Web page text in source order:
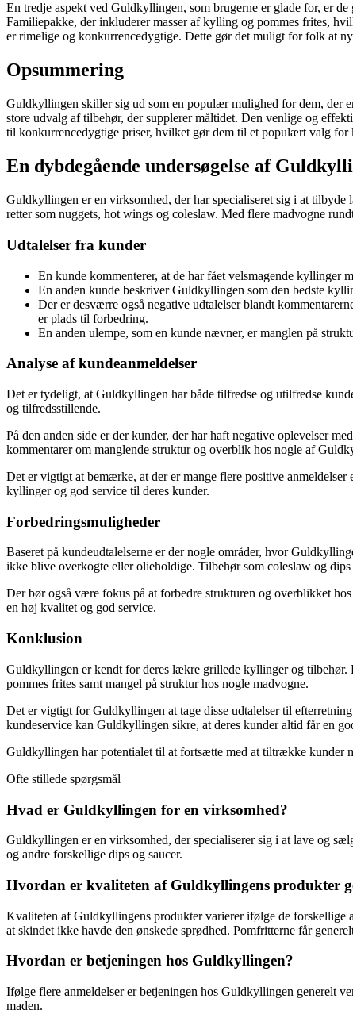
En tredje aspekt ved Guldkyllingen, som brugerne er glade for, er
Familiepakke, der inkluderer masser af kylling og pommes frites,
er rimelige og konkurrencedygtige. Dette gør det muligt for folk at
Opsummering
Guldkyllingen skiller sig ud som en populær mulighed for dem, der
store udvalg af tilbehør, der supplerer måltidet. Den venlige og
til konkurrencedygtige priser, hvilket gør dem til et populært valg
En dybdegående undersøgelse af
Guldkyllingen er en virksomhed, der har specialiseret sig i at
retter som nuggets, hot wings og coleslaw. Med flere madvogne
Udtalelser fra kunder
En kunde kommenterer, at de har fået velsmagende
En anden kunde beskriver Guldkyllingen som den bedste
Der er desværre også negative udtalelser blandt
er plads til forbedring.
En anden ulempe, som en kunde nævner, er manglen på
Analyse af kundeanmeldelser
Det er tydeligt, at Guldkyllingen har både tilfredse og utilfredse
og tilfredsstillende.
På den anden side er der kunder, der har haft negative oplevelser
kommentarer om manglende struktur og overblik hos nogle af
Det er vigtigt at bemærke, at der er mange flere positive
kyllinger og god service til deres kunder.
Forbedringsmuligheder
Baseret på kundeudtalelserne er der nogle områder, hvor
ikke blive overkogte eller olieholdige. Tilbehør som coleslaw og
Der bør også være fokus på at forbedre strukturen og overblikket
en høj kvalitet og god service.
Konklusion
Guldkyllingen er kendt for deres lækre grillede kyllinger og tilbehør.
pommes frites samt mangel på struktur hos nogle madvogne.
Det er vigtigt for Guldkyllingen at tage disse udtalelser til
kundeservice kan Guldkyllingen sikre, at deres kunder altid får en
Guldkyllingen har potentialet til at fortsætte med at tiltrække kunder
Ofte stillede spørgsmål
Hvad er Guldkyllingen for en virksomhed?
Guldkyllingen er en virksomhed, der specialiserer sig i at lave og
og andre forskellige dips og saucer.
Hvordan er kvaliteten af Guldkyllingens produkter
Kvaliteten af Guldkyllingens produkter varierer ifølge de forskellige
at skindet ikke havde den ønskede sprødhed. Pomfritterne får
Hvordan er betjeningen hos Guldkyllingen?
Ifølge flere anmeldelser er betjeningen hos Guldkyllingen generelt
maden.